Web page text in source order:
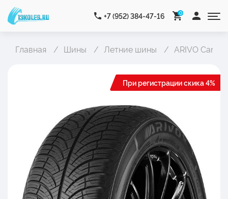
+7 (952) 384-47-16 0
Главная Шины Летние шины ARIVO
При регистрации скика 4%